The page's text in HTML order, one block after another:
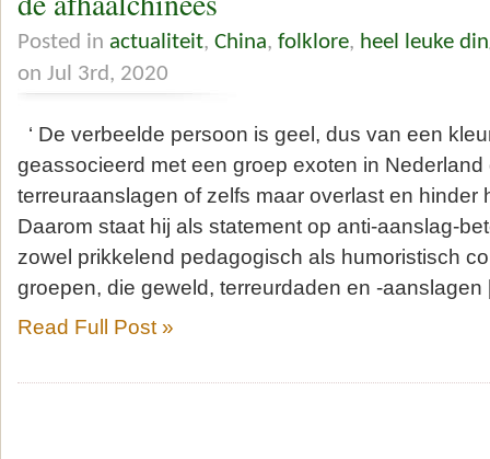
Posted in actualiteit, China, folklore, heel leuke
on Jul 3rd, 2020
‘ De verbeelde persoon is geel, dus van een
geassocieerd met een groep exoten in Nederland
terreuraanslagen of zelfs maar overlast en hinder
Daarom staat hij als statement op anti-aanslag-
zowel prikkelend pedagogisch als humoristisch
groepen, die geweld, terreurdaden en -
Read Full Post »